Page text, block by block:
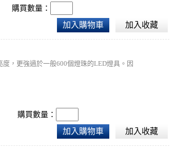
購買數量：
加入購物車 加入收藏
，更強過於一般600個燈珠的LED燈具。因
購買數量：
加入購物車 加入收藏